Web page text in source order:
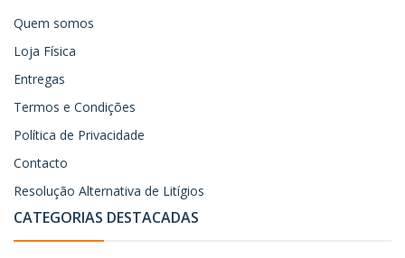
Quem somos
Loja Física
Entregas
Termos e Condições
Política de Privacidade
Contacto
Resolução Alternativa de Litígios
CATEGORIAS DESTACADAS